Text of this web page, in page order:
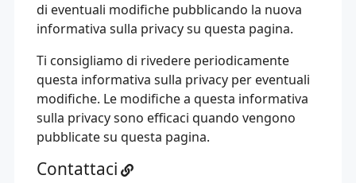
di eventuali modifiche pubblicando la nuova
informativa sulla privacy su questa pagina.
Ti consigliamo di rivedere periodicamente
questa informativa sulla privacy per eventuali
modifiche. Le modifiche a questa informativa
sulla privacy sono efficaci quando vengono
pubblicate su questa pagina.
Contattaci